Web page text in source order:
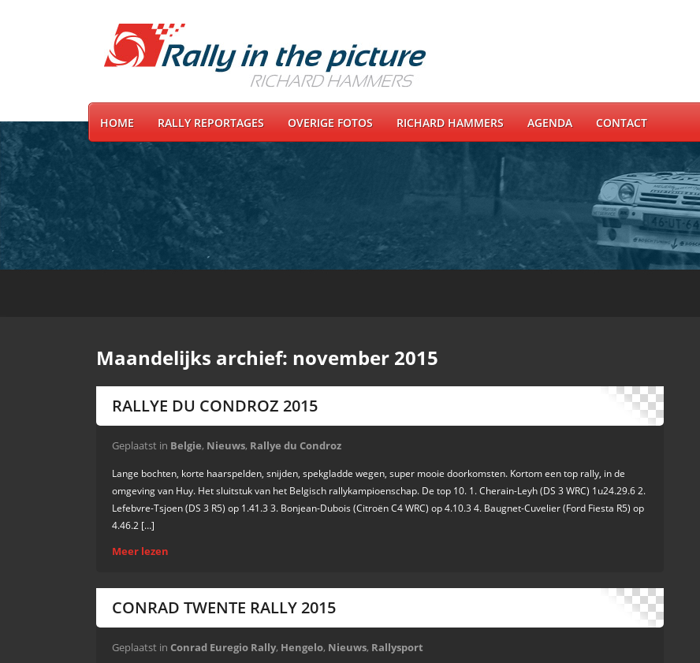
HOME RALLY REPORTAGES OVERIGE FOTOS RICHARD HAMMERS AGENDA CONTACT
Maandelijks archief: november 2015
RALLYE DU CONDROZ 2015
Geplaatst in Belgie, Nieuws, Rallye du Condroz
Lange bochten, korte haarspelden, snijden, spekgladde wegen, super mooie doorkomsten. Kortom een top rally, in de
omgeving van Huy. Het sluitstuk van het Belgisch rallykampioenschap. De top 10. 1. Cherain-Leyh (DS 3 WRC) 1u24.29.6 2.
Lefebvre-Tsjoen (DS 3 R5) op 1.41.3 3. Bonjean-Dubois (Citroën C4 WRC) op 4.10.3 4. Baugnet-Cuvelier (Ford Fiesta R5) op
4.46.2 […]
Meer lezen
CONRAD TWENTE RALLY 2015
Geplaatst in Conrad Euregio Rally, Hengelo, Nieuws, Rallysport